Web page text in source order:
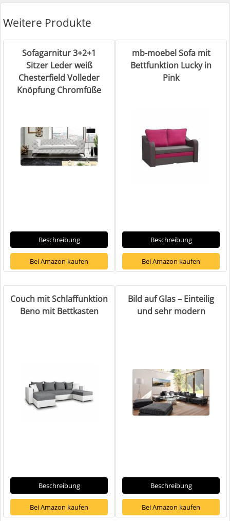
Weitere Produkte
Sofagarnitur 3+2+1
Sitzer Leder weiß
Chesterfield Volleder
Knöpfung Chromfüße
Beschreibung
Bei Amazon kaufen
mb-moebel Sofa mit
Bettfunktion Lucky in
Pink
Beschreibung
Bei Amazon kaufen
Couch mit Schlaffunktion
Beno mit Bettkasten
Beschreibung
Bei Amazon kaufen
Bild auf Glas – Einteilig
und sehr modern
Beschreibung
Bei Amazon kaufen